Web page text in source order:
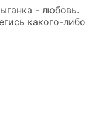
- любовь.
какого-либо